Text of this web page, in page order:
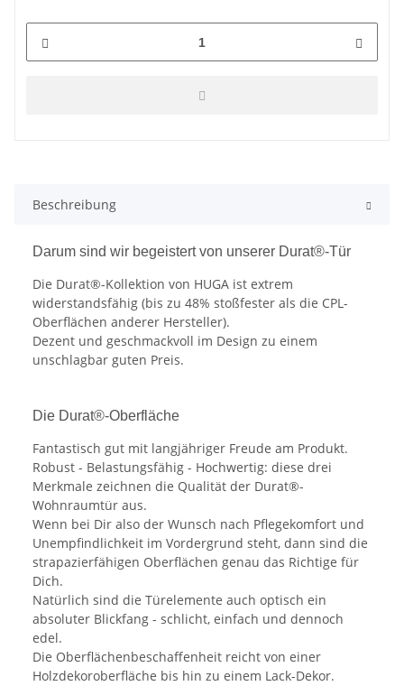
Beschreibung
Darum sind wir begeistert von unserer Durat®-Tür
Die Durat®-Kollektion von HUGA ist extrem
widerstandsfähig (bis zu 48% stoßfester als die CPL-
Oberflächen anderer Hersteller).
Dezent und geschmackvoll im Design zu einem
unschlagbar guten Preis.
Die Durat®-Oberfläche
Fantastisch gut mit langjähriger Freude am Produkt.
Robust - Belastungsfähig - Hochwertig: diese drei
Merkmale zeichnen die Qualität der Durat®-
Wohnraumtür aus.
Wenn bei Dir also der Wunsch nach Pflegekomfort und
Unempfindlichkeit im Vordergrund steht, dann sind die
strapazierfähigen Oberflächen genau das Richtige für
Dich.
Natürlich sind die Türelemente auch optisch ein
absoluter Blickfang - schlicht, einfach und dennoch
edel.
Die Oberflächenbeschaffenheit reicht von einer
Holzdekoroberfläche bis hin zu einem Lack-Dekor.